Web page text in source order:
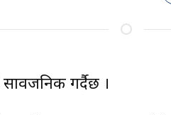
गर्दैछ ।